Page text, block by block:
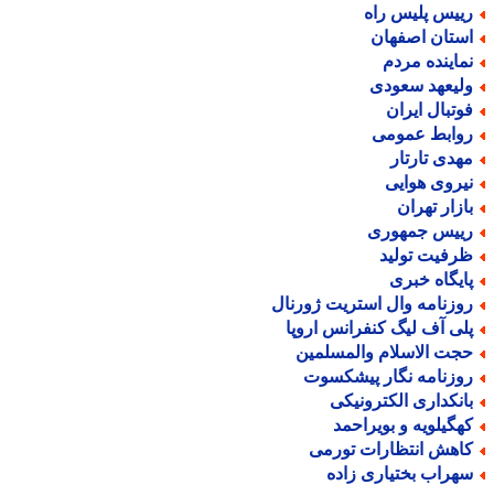
پلیس راه
اصفهان
مردم
سعودی
ایران
عمومی
تارتار
هوایی
تهران
جمهوری
تولید
خبری
وال استریت ژورنال
آف لیگ کنفرانس اروپا
الاسلام والمسلمین
نگار پیشکسوت
الکترونیکی
و بویراحمد
انتظارات تورمی
بختیاری زاده